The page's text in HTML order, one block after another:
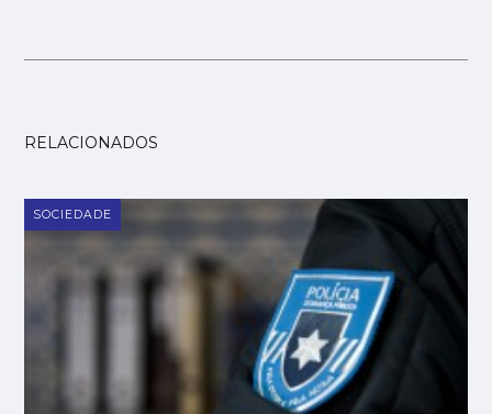
RELACIONADOS
SOCIEDADE